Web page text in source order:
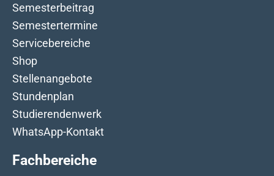
Semesterbeitrag
Semestertermine
Servicebereiche
Shop
Stellenangebote
Stundenplan
Studierendenwerk
WhatsApp-Kontakt
Fachbereiche